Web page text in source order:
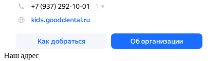
Наш адрес